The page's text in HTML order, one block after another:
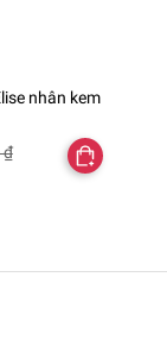
nhân kem
₫